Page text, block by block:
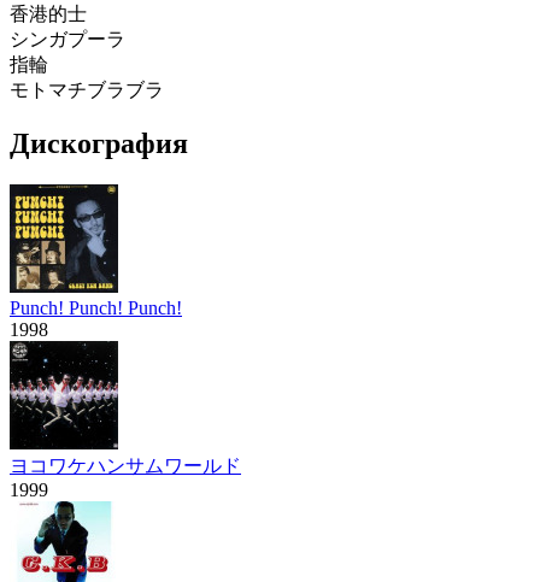
香港的士
シンガプーラ
指輪
モトマチブラブラ
Дискография
Punch! Punch! Punch!
1998
ヨコワケハンサムワールド
1999